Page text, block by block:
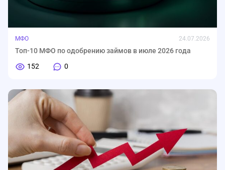
МФО 24.07.2026
Топ-10 МФО по одобрению займов в июле 2026 года
152
0